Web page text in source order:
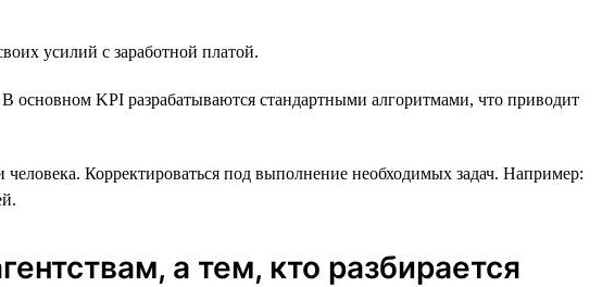
усилий с заработной платой.
KPI разрабатываются стандартными алгоритмами, что приводит
Корректироваться под выполнение необходимых задач. Например:
а тем, кто разбирается